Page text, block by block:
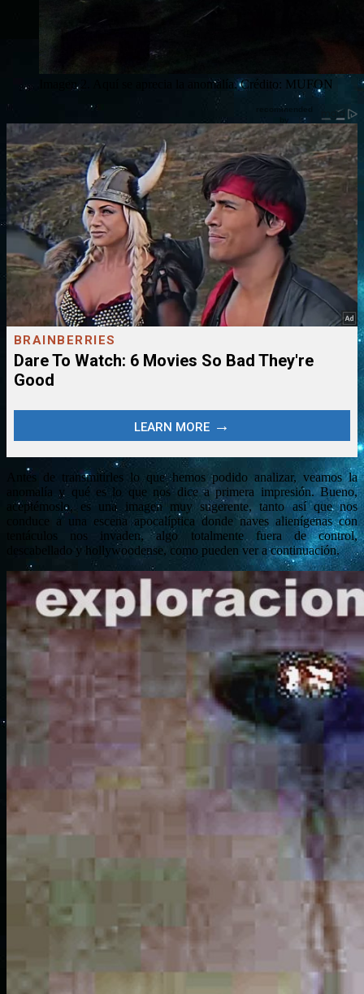
Imagen 2. Aquí se aprecia la anomalía. Crédito: MUFON
Antes de transmitirles lo que hemos podido analizar, veamos la
anomalía y qué es lo que nos dice a primera impresión. Bueno,
aceptémoslo, es una imagen muy sugerente, tanto así que nos
conduce a una escena apocalíptica donde naves alienígenas con
tentáculos nos invaden, algo totalmente fuera de control,
descabellado y hollywoodense, como pueden ver a continuación.